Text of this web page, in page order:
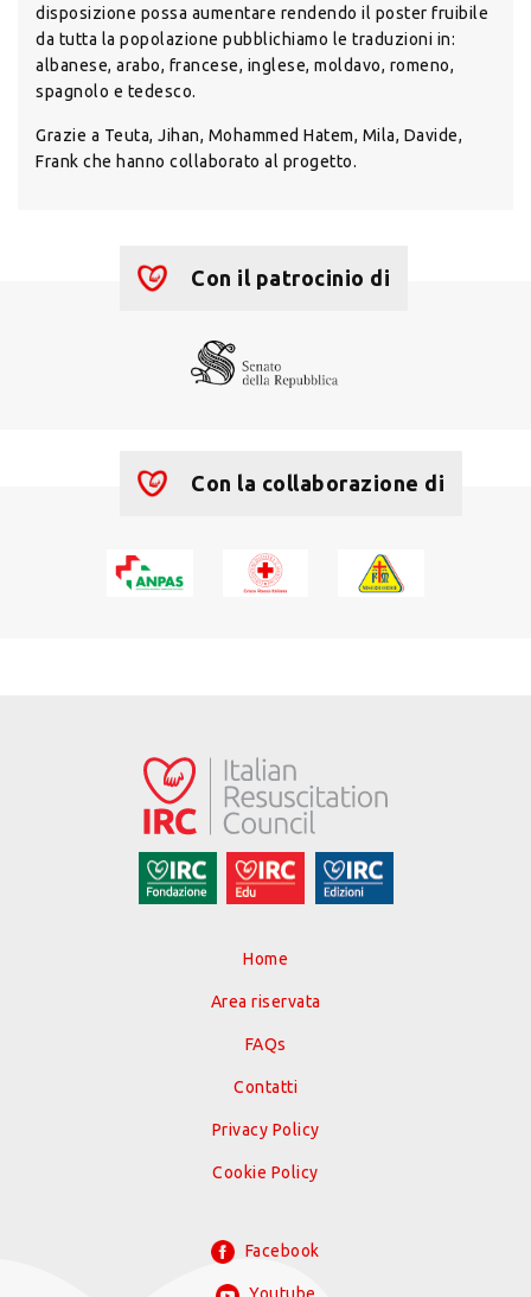
disposizione possa aumentare rendendo il poster fruibile
da tutta la popolazione pubblichiamo le traduzioni in:
albanese, arabo, francese, inglese, moldavo, romeno,
spagnolo e tedesco.
Grazie a Teuta, Jihan, Mohammed Hatem, Mila, Davide,
Frank che hanno collaborato al progetto.
Con il patrocinio di
Con la collaborazione di
Home
Area riservata
FAQs
Contatti
Privacy Policy
Cookie Policy
Facebook